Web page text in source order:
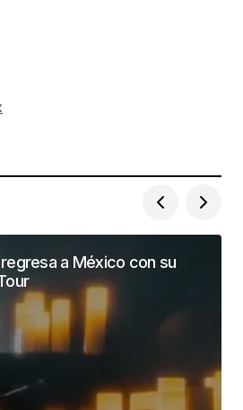
a México con su